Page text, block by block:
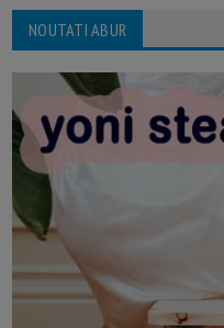
NOUTATI ABUR